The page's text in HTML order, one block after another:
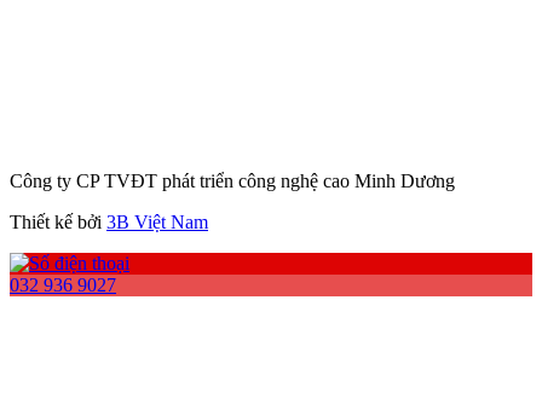
Công ty CP TVĐT phát triển công nghệ cao Minh Dương
Thiết kế bởi 3B Việt Nam
032 936 9027